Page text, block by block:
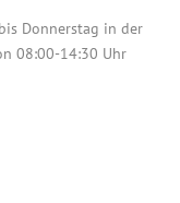
Donnerstag in der
08:00-14:30 Uhr